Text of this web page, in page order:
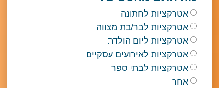
אטרקציות לחתונה
אטרקציות לבר/בת מצווה
אטרקציות ליום הולדת
אטרקציות לאירועים עסקיים
אטרקציות לבתי ספר
אחר